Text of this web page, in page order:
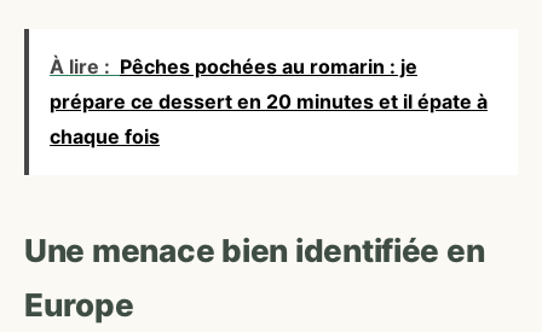
À lire : Pêches pochées au romarin : je
prépare ce dessert en 20 minutes et il épate à
chaque fois
Une menace bien identifiée en
Europe